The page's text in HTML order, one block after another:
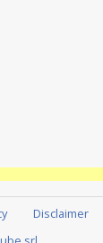
Disclaimer